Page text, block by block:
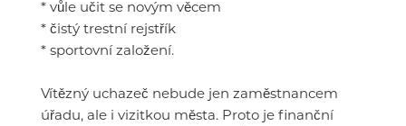
* vůle učit se novým věcem
* čistý trestní rejstřík
* sportovní založení.
Vítězný uchazeč nebude jen zaměstnancem
úřadu, ale i vizitkou města. Proto je finanční